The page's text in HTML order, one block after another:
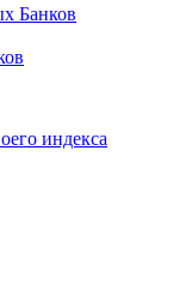
Банков
индекса